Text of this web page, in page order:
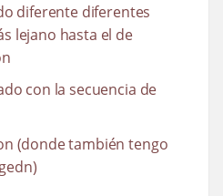
diferente diferentes
lejano hasta el de
con la secuencia de
(donde también tengo